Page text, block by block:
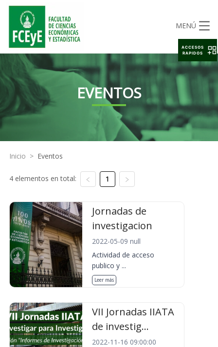
MENÚ
EVENTOS
Inicio > Eventos
4 elementos en total: 1
Jornadas de
investigacion
2022-05-09 null
Actividad de acceso
publico y ...
Leer más
VII Jornadas IIATA
de investig...
2022-11-16 09:00:00
ACCESOS
RAPIDOS